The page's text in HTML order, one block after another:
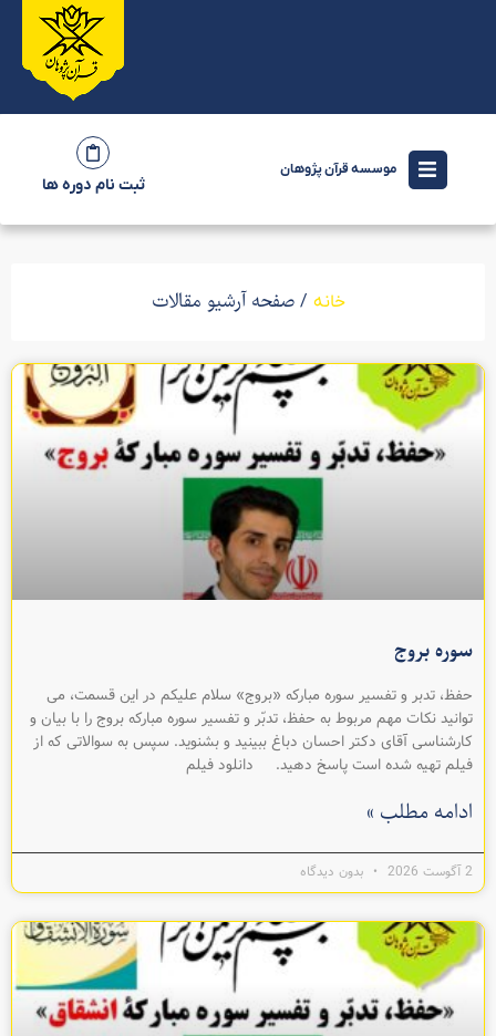
موسسه قرآن پژوهان
ثبت نام دوره ها
خانه / صفحه آرشیو مقالات
سوره بروج
حفظ، تدبر و تفسیر سوره مبارکه «بروج» سلام عليکم در اين قسمت، می
توانيد نکات مهم مربوط به حفظ، تدبّر و تفسیر سوره مبارکه بروج را با بيان و
کارشناسی آقای دکتر احسان دباغ ببينيد و بشنويد. سپس به سوالاتی که از
فيلم تهیه شده است پاسخ دهيد. دانلود فيلم
ادامه مطلب »
2 آگوست 2026 بدون دیدگاه